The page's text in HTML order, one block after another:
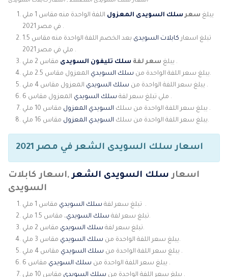
يبلغ سعر سلك السويدى المعزول
اللفة الواحدة منه مقاس 1 ملي
في مصر 2021 .
تبلغ اسعار كابلات السويدى
بعد الخصم اللفة الواحدة منه مقاس 1.5
ملي في مصر 2021 .
يبلغ سعر لفة سلك تليفون السويدى
مقاس 2 ملي .
يبلغ سعر اللفة الواحدة من سلك السويدي
المعزول مقاس 2.5 ملي.
يبلغ سعر اللفة الواحدة من سلك السويدي
المعزول مقاس 4 ملي .
6 ملي تبلغ سعر لفة سلك السويدي
المعزول مقاس .
يبلغ سعر اللفة الواحدة من سلك السويدي المعزول
مقاس 10 ملي .
يبلغ سعر اللفة الواحدة من سلك السويدي المعزول مقاس 16 ملي.
اسعار سلك السويدى الشعر في مصر 2021
اسعار سلك السويدى الشعر,اسعار كابلات
السويدى
تبلغ سعر لفة سلك السويدي
مقاس 1 ملي .
تبلغ سعر لفة سلك السويدي
، مقاس 1.5 ملي.
تبلغ سعر لفة سلك السويدي
مقاس 2 ملي.
يبلغ سعر اللفة الواحدة من سلك السويدي
مقاس 3 ملي.
يبلغ سعر اللفة الواحدة من سلك السويدي
مقاس 4 ملي .
يبلغ سعر اللفة الواحدة من سلك السويدي
مقاس 6 .
يبلغ سعر اللفة الواحدة من سلك السويدي مقاس 10 ملي .